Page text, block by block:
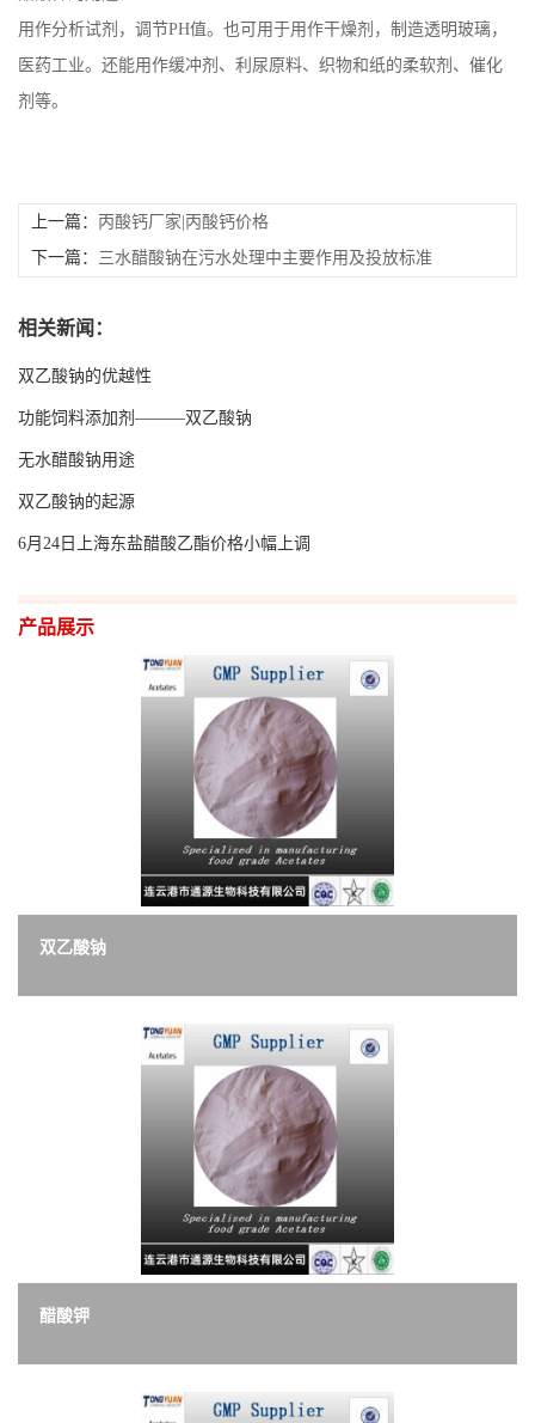
联
系
式
线
言
用作分析试剂，调节PH值。也可用于用作干燥剂，制造透明玻璃，
医药工业。还能用作缓冲剂、利尿原料、织物和纸的柔软剂、催化
剂等。
上一篇： 丙酸钙厂家|丙酸钙价格
下一篇： 三水醋酸钠在污水处理中主要作用及投放标准
相关新闻：
双乙酸钠的优越性
功能饲料添加剂———双乙酸钠
无水醋酸钠用途
双乙酸钠的起源
6月24日上海东盐醋酸乙酯价格小幅上调
产品展示
双乙酸钠
醋酸钾